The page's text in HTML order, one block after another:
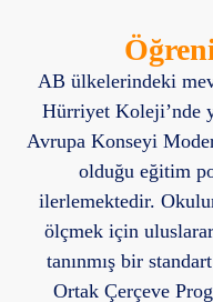
AB ülkelerindeki
Hürriyet Koleji’nde
Avrupa Konseyi
olduğu eğitim
ilerlemektedir.
ölçmek için
tanınmış bir
Ortak Çerçeve